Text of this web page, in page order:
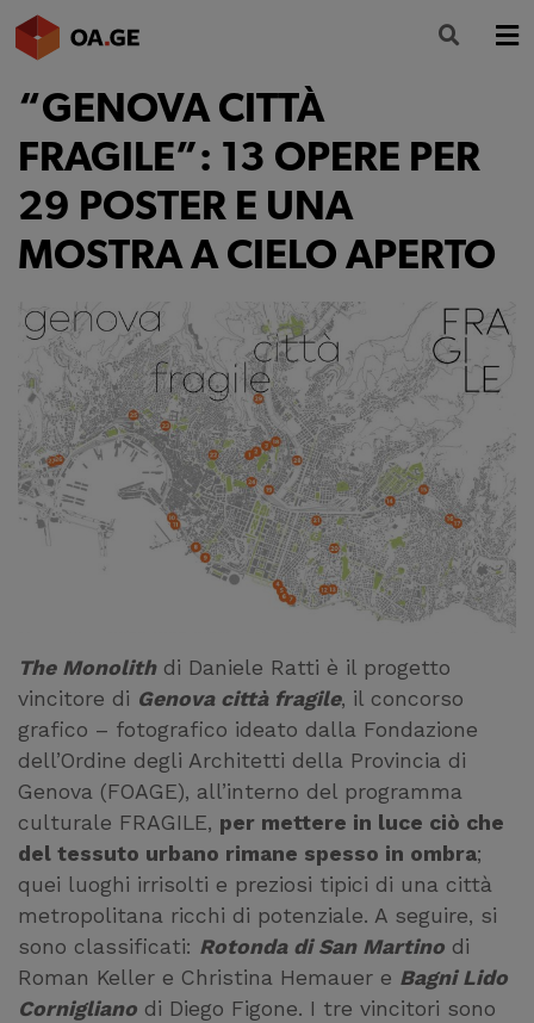
L’ORDINE
AMMINISTRAZIONE TRASPARENTE
ALBO
SEGRETERIA
SERVIZI
FORMAZIONE
NEWS
“GENOVA CITTÀ
FRAGILE”: 13 OPERE PER
29 POSTER E UNA
MOSTRA A CIELO APERTO
The Monolithdi Daniele Ratti è il progetto
vincitore di Genova città fragile, il concorso
grafico – fotografico ideato dalla Fondazione
dell’Ordine degli Architetti della Provincia di
Genova (FOAGE), all’interno del programma
culturale FRAGILE, per mettere in luce ciò che
del tessuto urbano rimane spesso in ombra;
quei luoghi irrisolti e preziosi tipici di una città
metropolitana ricchi di potenziale. A seguire, si
sono classificati: Rotonda di San Martino di
Roman Keller e Christina Hemauer e Bagni Lido
Cornigliano di Diego Figone. I tre vincitori sono